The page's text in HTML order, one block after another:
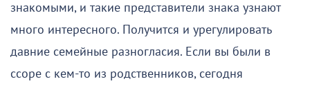
знакомыми, и такие представители знака узнают
много интересного. Получится и урегулировать
давние семейные разногласия. Если вы были в
ссоре с кем-то из родственников, сегодня